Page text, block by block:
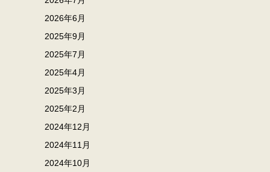
2026年6月
2025年9月
2025年7月
2025年4月
2025年3月
2025年2月
2024年12月
2024年11月
2024年10月